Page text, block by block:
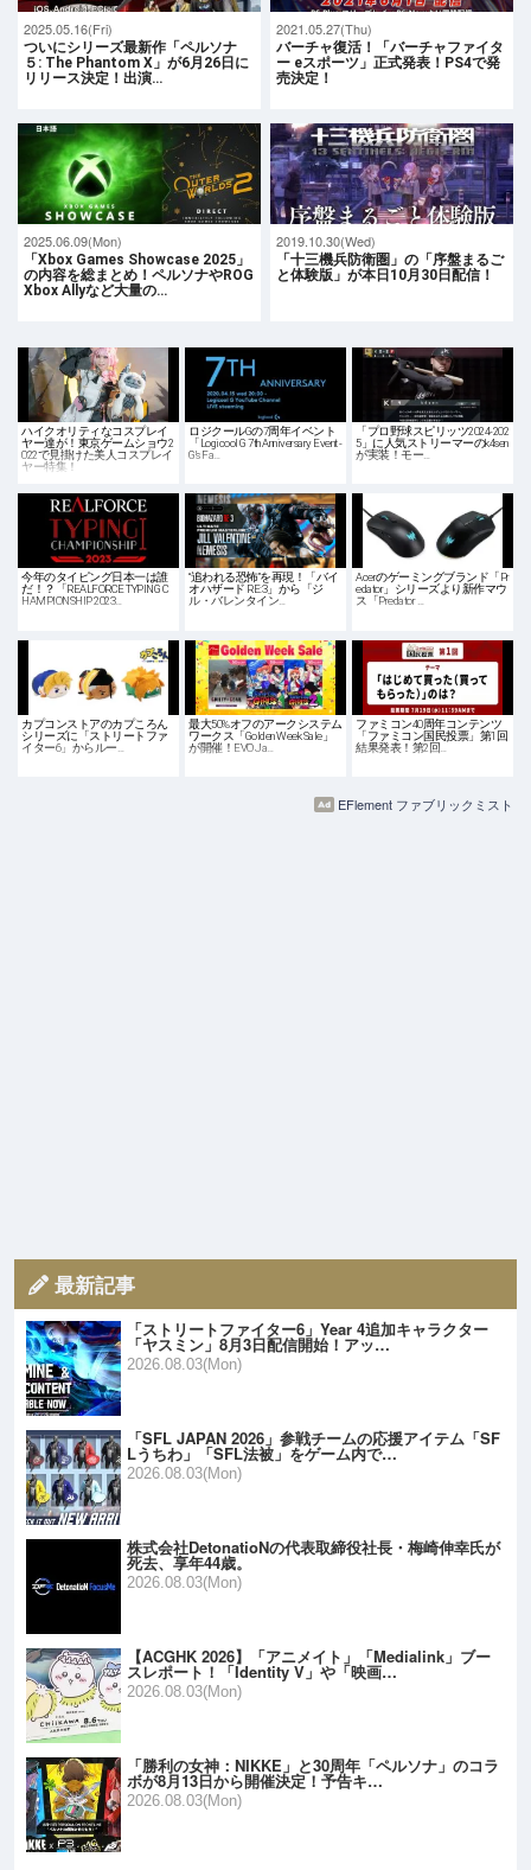
2025.05.16(Fri)
ついにシリーズ最新作「ペルソナ
５: The Phantom X」が6月26日に
リリース決定！出演…
2021.05.27(Thu)
バーチャ復活！「バーチャファイタ
ー eスポーツ」正式発表！PS4で発
売決定！
2025.06.09(Mon)
「Xbox Games Showcase 2025」
の内容を総まとめ！ペルソナやROG
Xbox Allyなど大量の…
2019.10.30(Wed)
「十三機兵防衛圏」の「序盤まるご
と体験版」が本日10月30日配信！
ハイクオリティなコスプレイ
ヤー達が！東京ゲームショウ2
022で見掛けた美人コスプレイ
ヤー特集！
ロジクールGの7周年イベント
「Logicool G 7th Anniversary Event -
G's Fa…
「プロ野球スピリッツ2024-202
5」に人気ストリーマーのk4sen
が実装！モー…
今年のタイピング日本一は誰
だ！？「REALFORCE TYPING C
HAMPIONSHIP 2023…
“追われる恐怖”を再現！「バイ
オハザード RE:3」から「ジ
ル・バレンタイン…
Acerのゲーミングブランド「Pr
edator」シリーズより新作マウ
ス「Predator …
カプコンストアのカプころん
シリーズに「ストリートファ
イター6」からルー…
最大50%オフのアークシステム
ワークス「Golden Week Sale」
が開催！EVO Ja…
ファミコン40周年コンテンツ
「ファミコン国民投票」第1回
結果発表！第2回…
EFlement ファブリックミスト
最新記事
「ストリートファイター6」Year 4追加キャラクター
「ヤスミン」8月3日配信開始！アッ…
2026.08.03(Mon)
「SFL JAPAN 2026」参戦チームの応援アイテム「SF
Lうちわ」「SFL法被」をゲーム内で…
2026.08.03(Mon)
株式会社DetonatioNの代表取締役社長・梅崎伸幸氏が
死去、享年44歳。
2026.08.03(Mon)
【ACGHK 2026】「アニメイト」「Medialink」ブー
スレポート！「Identity V」や「映画…
2026.08.03(Mon)
「勝利の女神：NIKKE」と30周年「ペルソナ」のコラ
ボが8月13日から開催決定！予告キ…
2026.08.03(Mon)